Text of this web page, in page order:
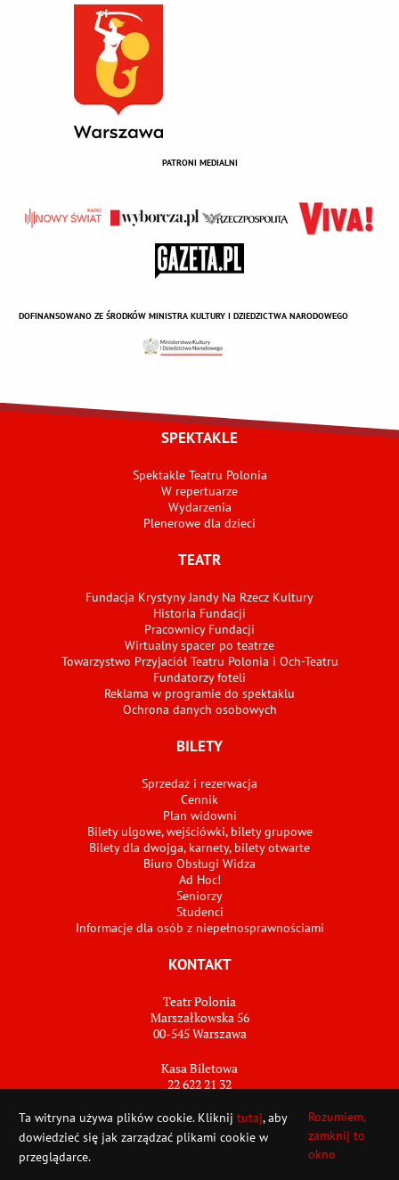
PATRONI MEDIALNI
DOFINANSOWANO ZE ŚRODKÓW MINISTRA KULTURY I DZIEDZICTWA NARODOWEGO
i wrzesień 2026
SPEKTAKLE
Spektakle Teatru Polonia
W repertuarze
Wydarzenia
Plenerowe dla dzieci
TEATR
Fundacja Krystyny Jandy Na Rzecz Kultury
Historia Fundacji
Pracownicy Fundacji
Wirtualny spacer po teatrze
Towarzystwo Przyjaciół Teatru Polonia i Och-Teatru
Fundatorzy foteli
Reklama w programie do spektaklu
Ochrona danych osobowych
BILETY
Sprzedaż i rezerwacja
Cennik
Plan widowni
Bilety ulgowe, wejściówki, bilety grupowe
Bilety dla dwojga, karnety, bilety otwarte
Biuro Obsługi Widza
Ad Hoc!
Seniorzy
Studenci
Informacje dla osób z niepełnosprawnościami
KONTAKT
Teatr Polonia
Marszałkowska 56
00-545 Warszawa
Kasa Biletowa
22 622 21 32
POWERED BY
Ta witryna używa plików cookie. Kliknij tutaj, aby
dowiedzieć się jak zarządzać plikami cookie w
przeglądarce.
Rozumiem,
zamknij to
okno